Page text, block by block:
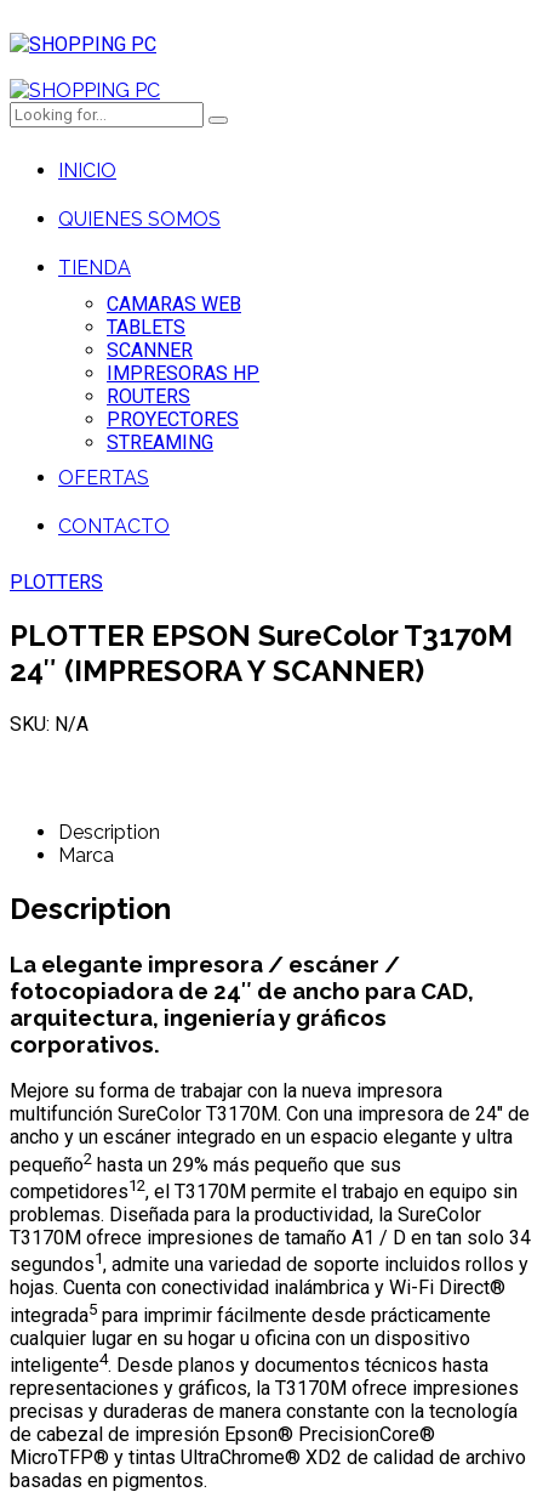
INICIO
QUIENES SOMOS
TIENDA
CAMARAS WEB
TABLETS
SCANNER
IMPRESORAS HP
ROUTERS
PROYECTORES
STREAMING
OFERTAS
CONTACTO
PLOTTERS
PLOTTER EPSON SureColor T3170M
24″ (IMPRESORA Y SCANNER)
SKU: N/A
Description
Marca
Description
La elegante impresora / escáner /
fotocopiadora de 24″ de ancho para CAD,
arquitectura, ingeniería y gráficos
corporativos.
Mejore su forma de trabajar con la nueva impresora
multifunción SureColor T3170M. Con una impresora de 24″ de
ancho y un escáner integrado en un espacio elegante y ultra
pequeño2 hasta un 29% más pequeño que sus
competidores12, el T3170M permite el trabajo en equipo sin
problemas. Diseñada para la productividad, la SureColor
T3170M ofrece impresiones de tamaño A1 / D en tan solo 34
segundos1, admite una variedad de soporte incluidos rollos y
hojas. Cuenta con conectividad inalámbrica y Wi-Fi Direct®
integrada5 para imprimir fácilmente desde prácticamente
cualquier lugar en su hogar u oficina con un dispositivo
inteligente4. Desde planos y documentos técnicos hasta
representaciones y gráficos, la T3170M ofrece impresiones
precisas y duraderas de manera constante con la tecnología
de cabezal de impresión Epson® PrecisionCore®
MicroTFP® y tintas UltraChrome® XD2 de calidad de archivo
basadas en pigmentos.